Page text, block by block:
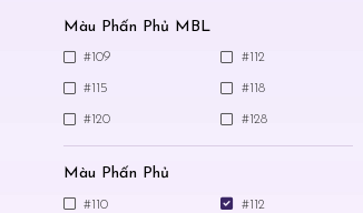
Màu Phấn Phủ MBL
#109 #112
#115 #118
#120 #128
Màu Phấn Phủ
#110 #112